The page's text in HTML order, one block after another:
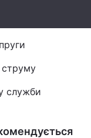
струму
служби